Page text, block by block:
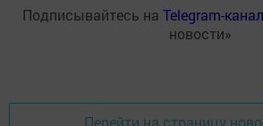
Подписывайтесь на Telegram-канал
новости»
Перейти на страницу